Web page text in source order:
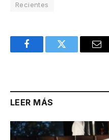
Recientes
FacebookTwitter
LEER MÁS